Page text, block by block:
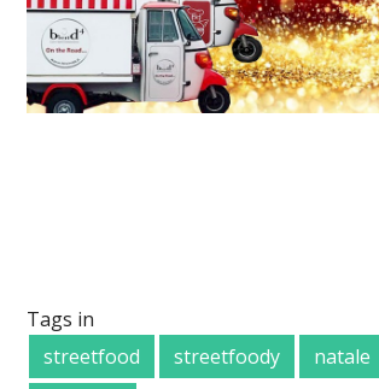
Tags in
streetfood
streetfoody natale